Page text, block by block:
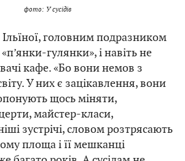
фото: У сусідів
головним подразником
«п’янки-гулянки», і навіть не
кафе. «Бо вони немов з
У них є зацікавлення, вони
щось міняти,
майстер-класи,
зустрічі, словом розтрясають
площа і її мешканці